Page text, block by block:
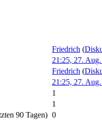
Friedrich (
21:25, 27.
Friedrich (
21:25, 27.
1
1
90 Tagen) 0